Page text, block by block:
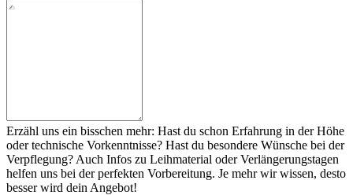
Erzähl uns ein bisschen mehr: Hast du schon Erfahrung in der Höhe
oder technische Vorkenntnisse? Hast du besondere Wünsche bei der
Verpflegung? Auch Infos zu Leihmaterial oder Verlängerungstagen
helfen uns bei der perfekten Vorbereitung. Je mehr wir wissen, desto
besser wird dein Angebot!